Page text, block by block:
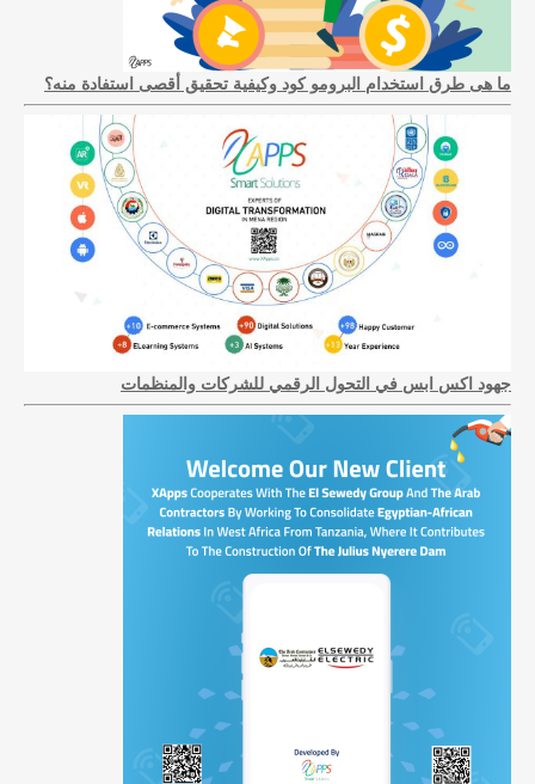
ما هى طرق استخدام البرومو كود وكيفية تحقيق أقصى استفادة منه؟
جهود اكس ابس في التحول الرقمي للشركات والمنظمات